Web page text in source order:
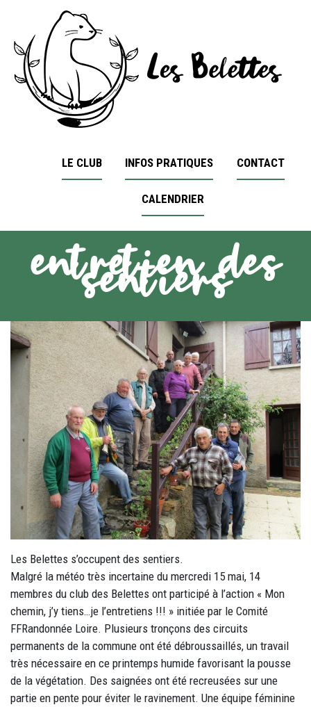
LE CLUB INFOS PRATIQUES CONTACT
CALENDRIER
entretien des
sentiers
Les Belettes s’occupent des sentiers.
Malgré la météo très incertaine du mercredi 15 mai, 14
membres du club des Belettes ont participé à l’action « Mon
chemin, j’y tiens…je l’entretiens !!! » initiée par le Comité
FFRandonnée Loire. Plusieurs tronçons des circuits
permanents de la commune ont été débroussaillés, un travail
très nécessaire en ce printemps humide favorisant la pousse
de la végétation. Des saignées ont été recreusées sur une
partie en pente pour éviter le ravinement. Une équipe féminine